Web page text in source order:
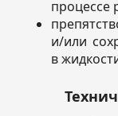
процессе
и/или
в